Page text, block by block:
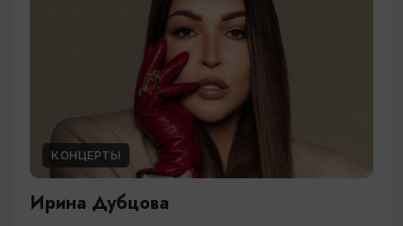
КОНЦЕРТЫ
Ирина Дубцова